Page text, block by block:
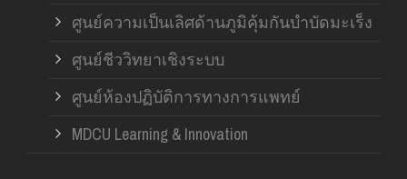
ศูนย์ความเป็นเลิศด้านภูมิคุ้มกันบำบัดมะเร็ง
ศูนย์ชีววิทยาเชิงระบบ
ศูนย์ห้องปฏิบัติการทางการแพทย์
MDCU Learning & Innovation